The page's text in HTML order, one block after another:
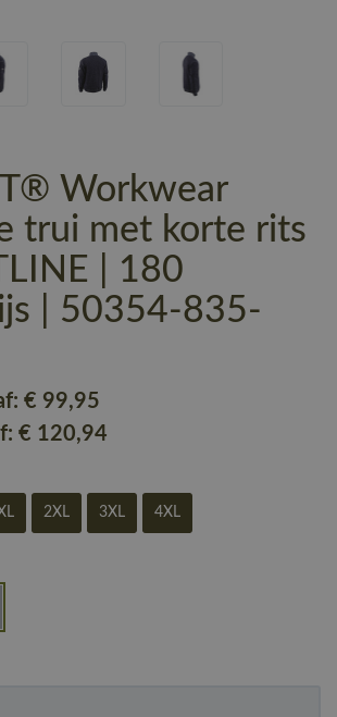
Workwear
trui met korte rits
| 180
| 50354-835-
€ 99,95
€ 120,94
2XL 3XL 4XL